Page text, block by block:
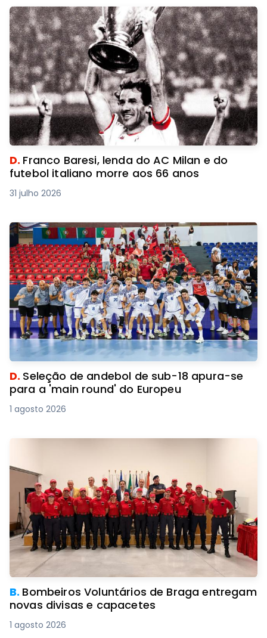
D. Franco Baresi, lenda do AC Milan e do
futebol italiano morre aos 66 anos
31 julho 2026
D. Seleção de andebol de sub-18 apura-se
para a 'main round' do Europeu
1 agosto 2026
B. Bombeiros Voluntários de Braga entregam
novas divisas e capacetes
1 agosto 2026